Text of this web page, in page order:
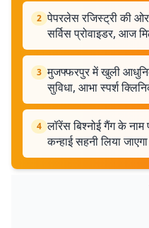
2 पेपरलेस रजिस्ट्री की
सर्विस प्रोवाइडर, आज
3 मुजफ्फरपुर में खुली
सुविधा, आभा स्पर्श
4 लॉरेंस बिश्नोई गैंग के नाम
कन्हाई सहनी लिया